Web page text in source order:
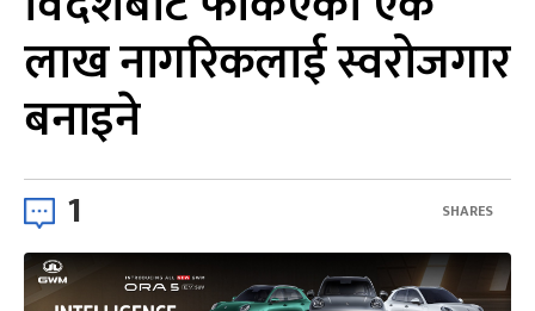
लाख नागरिकलाई स्वरोजगार
बनाइने
1 SHARES